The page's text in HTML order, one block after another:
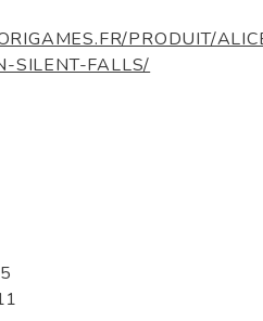
PRODUIT/
SILENT-FALLS/